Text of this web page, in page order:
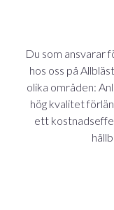
Du som ansvarar
hos oss på
olika områden:
hög kvalitet
ett